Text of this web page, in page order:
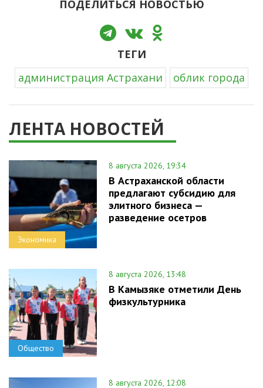
ПОДЕЛИТЬСЯ НОВОСТЬЮ
ТЕГИ
администрация Астрахани
облик города
ЛЕНТА НОВОСТЕЙ
Экономика
8 августа 2026, 19:34
В Астраханской области
предлагают субсидию для
элитного бизнеса —
разведение осетров
Общество
8 августа 2026, 13:48
В Камызяке отметили День
физкультурника
8 августа 2026, 12:08